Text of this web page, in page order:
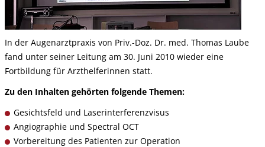
In der Augenarztpraxis von Priv.-Doz. Dr. med. Thomas Laube
fand unter seiner Leitung am 30. Juni 2010 wieder eine
Fortbildung für Arzthelferinnen statt.
Zu den Inhalten gehörten folgende Themen:
Gesichtsfeld und Laserinterferenzvisus
Angiographie und Spectral OCT
Vorbereitung des Patienten zur Operation